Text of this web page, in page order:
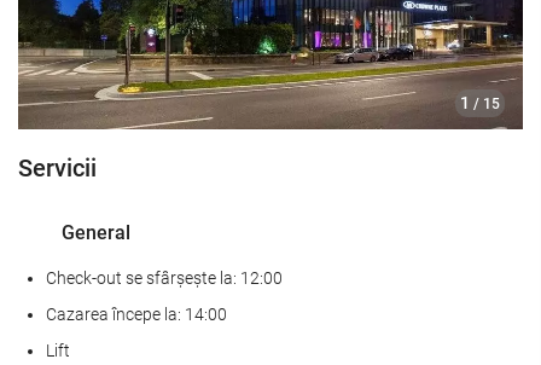
1 / 15
Servicii
General
Check-out se sfârșește la: 12:00
Cazarea începe la: 14:00
Lift